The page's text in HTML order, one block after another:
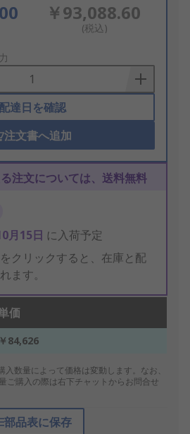
￥93,088.60
(税込)
配達日を確認
注文書へ追加
注文については、送料無料
月15日 に入荷予定
クリックすると、在庫と配
ます。
価
￥84,626
数量によって価格は変動します。なお、
ご購入の際は右下チャットからお問合せ
部品表に保存